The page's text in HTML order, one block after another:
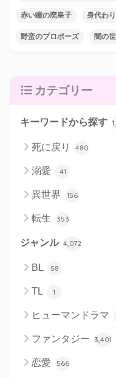
赤い瞳の廃皇子 身代わ
野蛮のプロポーズ 闇の
カテゴリー
キーワードから探す
死に戻り 480
溺愛 41
異世界 156
転生 353
ジャンル 4,072
BL 58
TL 1
ヒューマンドラマ
ファンタジー 3,401
恋愛 566